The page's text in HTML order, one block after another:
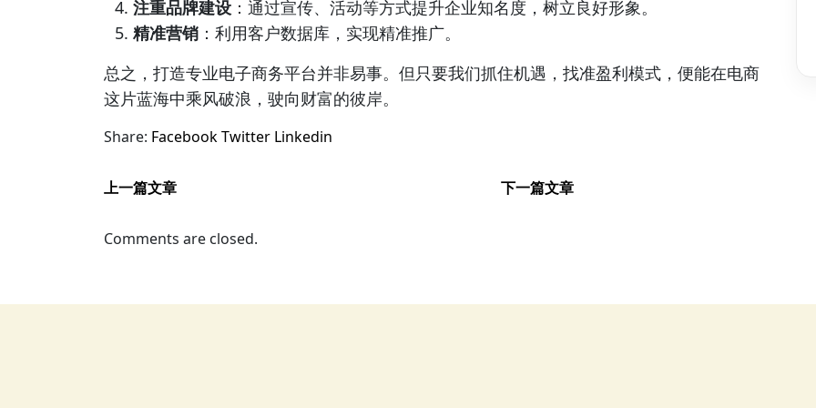
注重品牌建设 ：通过宣传、活动等方式提升企业知名度，树立良好形象。
精准营销 ：利用客户数据库，实现精准推广。
总之，打造专业电子商务平台并非易事。但只要我们抓住机遇，找准盈利模式，便能在电商
这片蓝海中乘风破浪，驶向财富的彼岸。
Share: FacebookTwitter Linkedin
上一篇文章 下一篇文章
Comments are closed.